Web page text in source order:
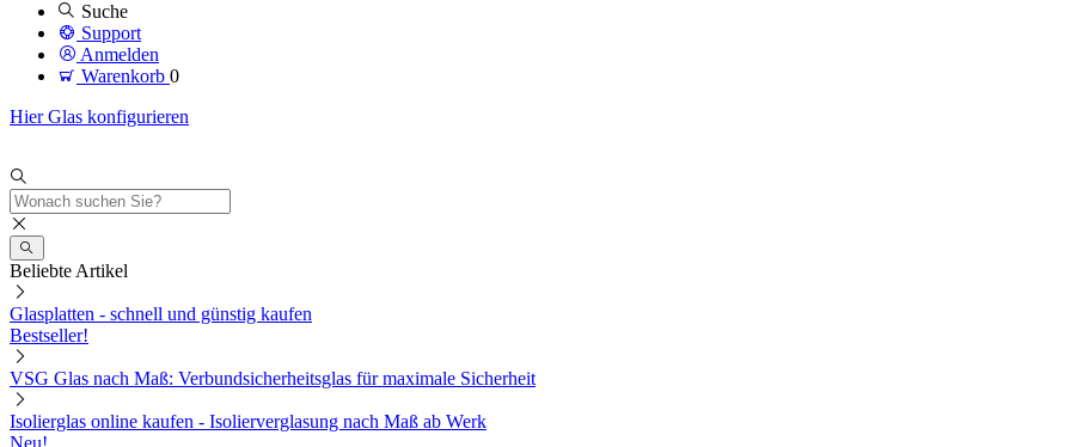
Suche
Support
Anmelden
Warenkorb 0
Hier Glas konfigurieren
Beliebte Artikel
Glasplatten - schnell und günstig kaufen
Bestseller!
VSG Glas nach Maß: Verbundsicherheitsglas für maximale Sicherheit
Isolierglas online kaufen - Isolierverglasung nach Maß ab Werk
Neu!